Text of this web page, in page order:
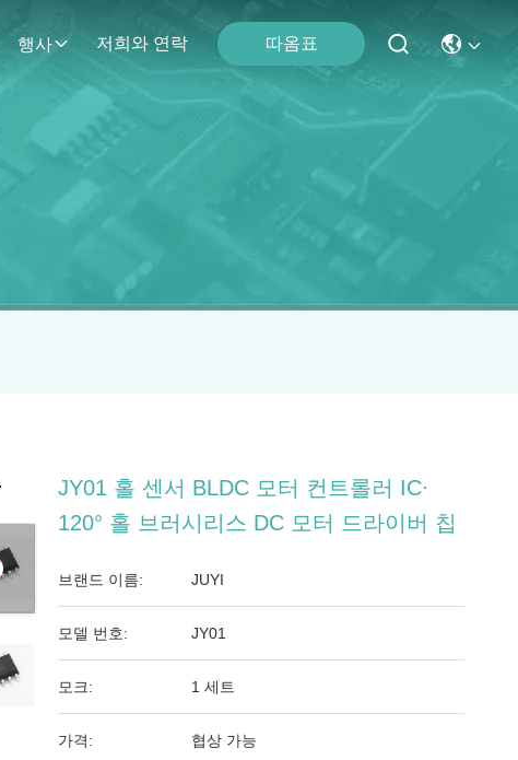
행사 저희와 연락 따옴표
JY01 홀 센서 BLDC 모터 컨트롤러 IC∙
120° 홀 브러시리스 DC 모터 드라이버 칩
브랜드 이름: JUYI
모델 번호: JY01
모크: 1 세트
가격: 협상 가능